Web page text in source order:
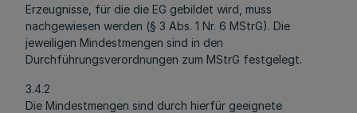
Erzeugnisse, für die die EG gebildet wird, muss
nachgewiesen werden (§ 3 Abs. 1 Nr. 6 MStrG). Die
jeweiligen Mindestmengen sind in den
Durchführungsverordnungen zum MStrG festgelegt.
3.4.2
Die Mindestmengen sind durch hierfür geeignete